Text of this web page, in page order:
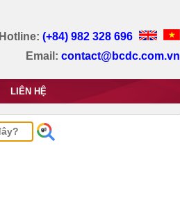
Hotline: (+84) 982 328 696
Email: contact@bcdc.com.vn
LIÊN HỆ